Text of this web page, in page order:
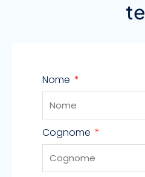
te
Nome
Cognome